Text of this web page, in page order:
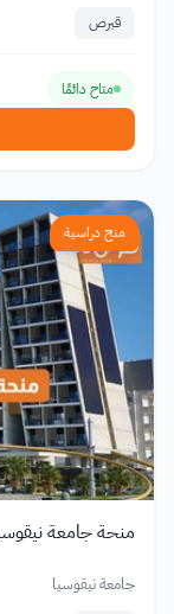
قبرص
متاح دائمًا
منح دراسية
منحة جامعة
جامعة نيقوسيا